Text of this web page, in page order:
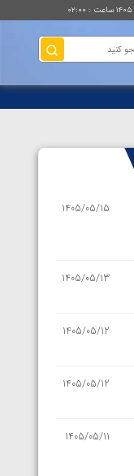
1405/05/15
1405/05/13
1405/05/12
1405/05/12
1405/05/11